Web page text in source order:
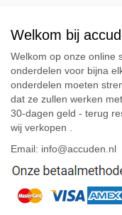
Welkom bij
Welkom op onze online
onderdelen voor bijna
onderdelen moeten
dat ze zullen werken
30-dagen geld - terug
wij verkopen .
Email: info@accuden.nl